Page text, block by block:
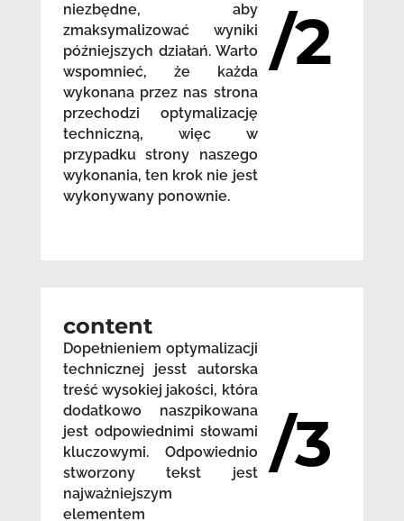
niezbędne, aby
zmaksymalizować wyniki
późniejszych działań. Warto
wspomnieć, że każda
wykonana przez nas strona
przechodzi optymalizację
techniczną, więc w
przypadku strony naszego
wykonania, ten krok nie jest
wykonywany ponownie.
/2
content
Dopełnieniem optymalizacji
technicznej jesst autorska
treść wysokiej jakości, która
dodatkowo naszpikowana
jest odpowiednimi słowami
kluczowymi. Odpowiednio
stworzony tekst jest
najważniejszym
elementem
/3